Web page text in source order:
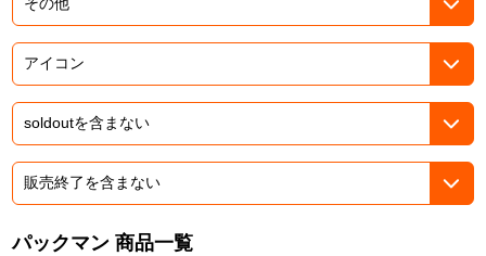
その他先行受付
テイルズ オブ シリーズ
電音部
太鼓の達人
ACE COMBAT
パックマン 商品一覧